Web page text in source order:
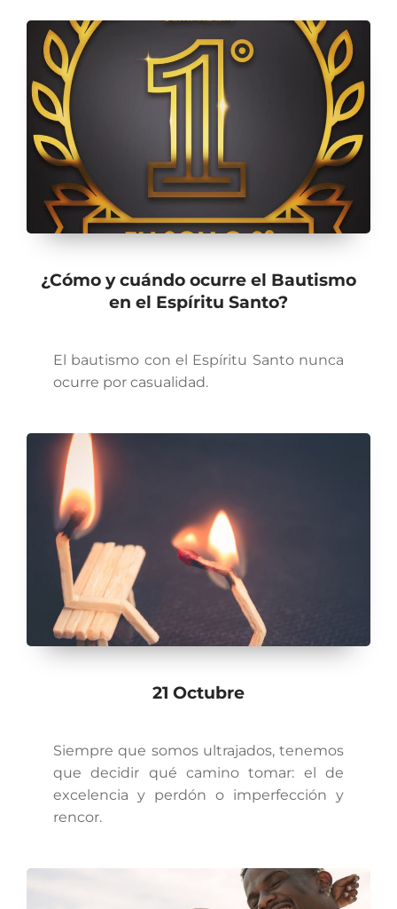
¿Cómo y cuándo ocurre el Bautismo
en el Espíritu Santo?
El bautismo con el Espíritu Santo nunca
ocurre por casualidad.
21 Octubre
Siempre que somos ultrajados, tenemos
que decidir qué camino tomar: el de
excelencia y perdón o imperfección y
rencor.